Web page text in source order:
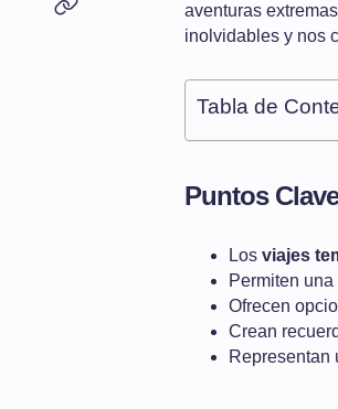
aventuras
inolvidables y nos
Tabla de
Puntos
Los viajes
Permiten
Ofrecen
Crean
Representan